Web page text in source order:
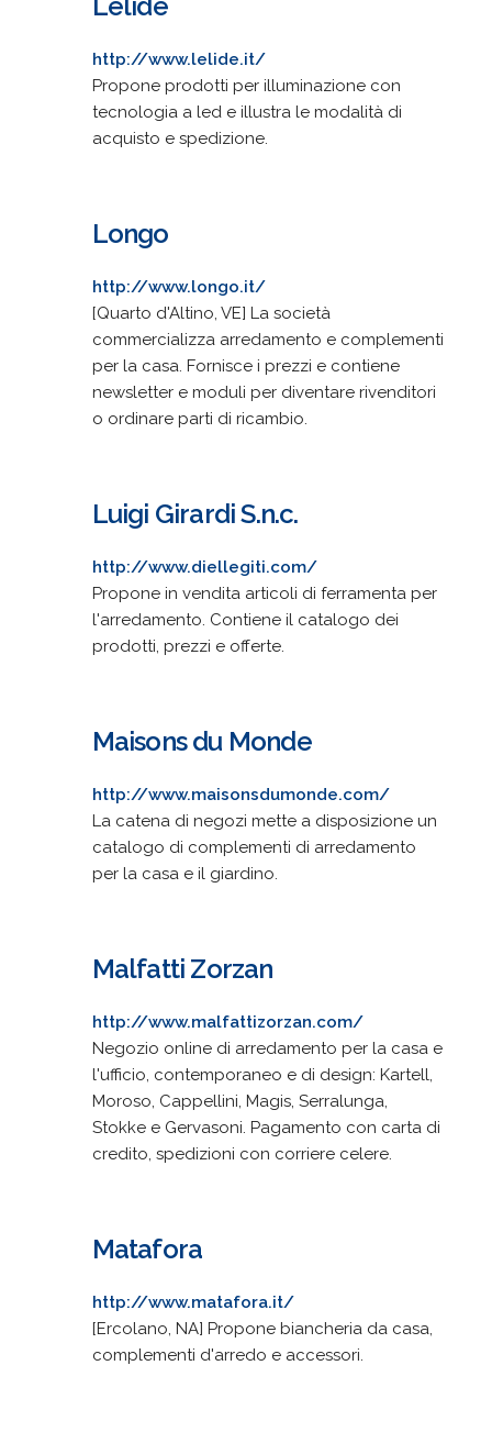
http://www.lelide.it/
Propone prodotti per illuminazione con
tecnologia a led e illustra le modalità di
acquisto e spedizione.
Longo
http://www.longo.it/
[Quarto d'Altino, VE] La società
commercializza arredamento e complementi
per la casa. Fornisce i prezzi e contiene
newsletter e moduli per diventare rivenditori
o ordinare parti di ricambio.
Luigi Girardi S.n.c.
http://www.diellegiti.com/
Propone in vendita articoli di ferramenta per
l'arredamento. Contiene il catalogo dei
prodotti, prezzi e offerte.
Maisons du Monde
http://www.maisonsdumonde.com/
La catena di negozi mette a disposizione un
catalogo di complementi di arredamento
per la casa e il giardino.
Malfatti Zorzan
http://www.malfattizorzan.com/
Negozio online di arredamento per la casa e
l'ufficio, contemporaneo e di design: Kartell,
Moroso, Cappellini, Magis, Serralunga,
Stokke e Gervasoni. Pagamento con carta di
credito, spedizioni con corriere celere.
Matafora
http://www.matafora.it/
[Ercolano, NA] Propone biancheria da casa,
complementi d'arredo e accessori.